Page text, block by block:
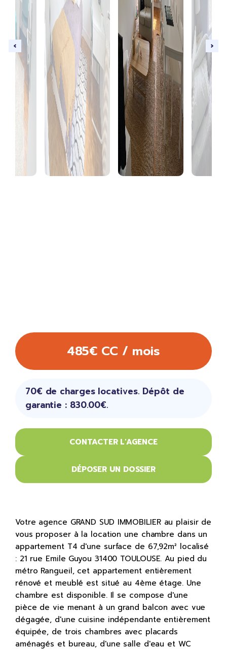
485€ CC / mois
70€ de charges locatives. Dépôt de
garantie : 830.00€.
CONTACTER L'AGENCE
DÉPOSER UN DOSSIER
Votre agence GRAND SUD IMMOBILIER au plaisir de
vous proposer à la location une chambre dans un
appartement T4 d'une surface de 67,92m² localisé
: 21 rue Emile Guyou 31400 TOULOUSE. Au pied du
métro Rangueil, cet appartement entièrement
rénové et meublé est situé au 4ème étage. Une
chambre est disponible. Il se compose d'une
pièce de vie menant à un grand balcon avec vue
dégagée, d'une cuisine indépendante entièrement
équipée, de trois chambres avec placards
aménagés et bureau, d'une salle d'eau et WC